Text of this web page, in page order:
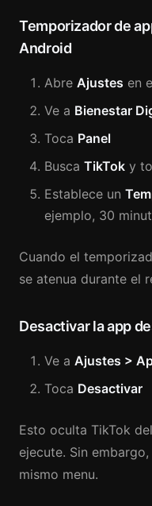
Temporizador de
Android
Abre Ajustes en
Ve a Bienestar
Toca Panel
Busca TikTok y
Establece un
ejemplo, 30
Cuando el
se atenua durante el
Desactivar la app
Ve a Ajustes >
Toca Desactivar
Esto oculta TikTok
ejecute. Sin
mismo menu.